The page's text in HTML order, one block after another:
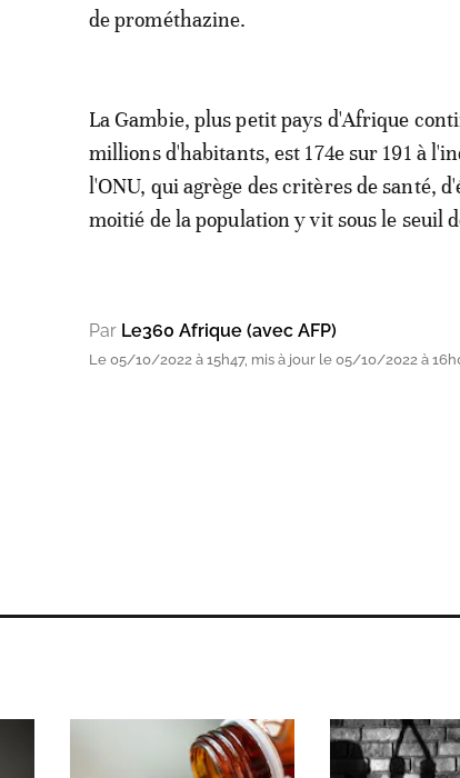
de prométhazine.
La Gambie, plus petit pays d'Afrique
millions d'habitants, est 174e sur 191 à
l'ONU, qui agrège des critères de santé,
moitié de la population y vit sous le seuil
Par Le360 Afrique (avec AFP)
Le 05/10/2022 à 15h47, mis à jour le 05/10/2022 à